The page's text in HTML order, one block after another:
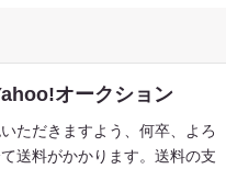
オークション
ただきますよう、何卒、よろ
送料がかかります。送料の支